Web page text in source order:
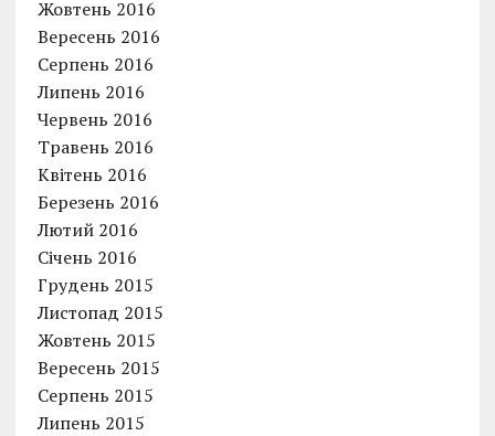
Жовтень 2016
Вересень 2016
Серпень 2016
Липень 2016
Червень 2016
Травень 2016
Квітень 2016
Березень 2016
Лютий 2016
Січень 2016
Грудень 2015
Листопад 2015
Жовтень 2015
Вересень 2015
Серпень 2015
Липень 2015